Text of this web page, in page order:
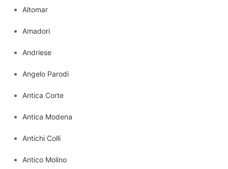
Altomar
Amadori
Andriese
Angelo Parodi
Antica Corte
Antica Modena
Antichi Colli
Antico Molino